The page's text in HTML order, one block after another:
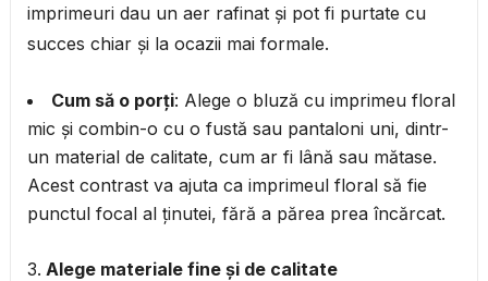
imprimeuri dau un aer rafinat și pot fi purtate cu
succes chiar și la ocazii mai formale.
Cum să o porți: Alege o bluză cu imprimeu floral
mic și combin-o cu o fustă sau pantaloni uni, dintr-
un material de calitate, cum ar fi lână sau mătase.
Acest contrast va ajuta ca imprimeul floral să fie
punctul focal al ținutei, fără a părea prea încărcat.
Alege materiale fine și de calitate